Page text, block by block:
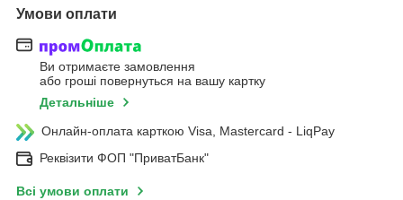
Умови оплати
Ви отримаєте замовлення
або гроші повернуться на вашу картку
Детальніше
Онлайн-оплата карткою Visa, Mastercard - LiqPay
Реквізити ФОП "ПриватБанк"
Всі умови оплати